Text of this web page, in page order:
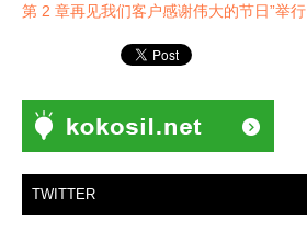
第 2 章再见我们客户感谢伟大的节日”举行
TWITTER